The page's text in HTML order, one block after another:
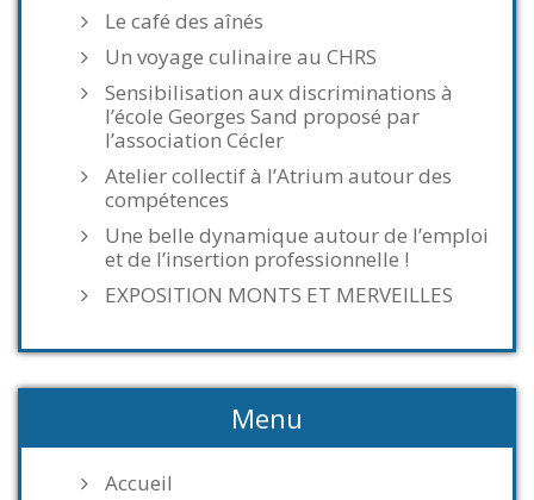
Le café des aînés
Un voyage culinaire au CHRS
Sensibilisation aux discriminations à
l’école Georges Sand proposé par
l’association Cécler
Atelier collectif à l’Atrium autour des
compétences
Une belle dynamique autour de l’emploi
et de l’insertion professionnelle !
EXPOSITION MONTS ET MERVEILLES
Menu
Accueil